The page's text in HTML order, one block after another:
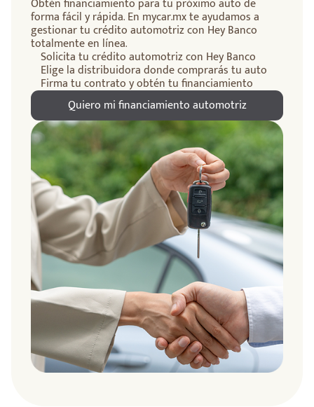
Obtén financiamiento para tu próximo auto de
forma fácil y rápida. En mycar.mx te ayudamos a
gestionar tu crédito automotriz con Hey Banco
totalmente en línea.
Solicita tu crédito automotriz con Hey Banco
Elige la distribuidora donde comprarás tu auto
Firma tu contrato y obtén tu financiamiento
Quiero mi financiamiento automotriz